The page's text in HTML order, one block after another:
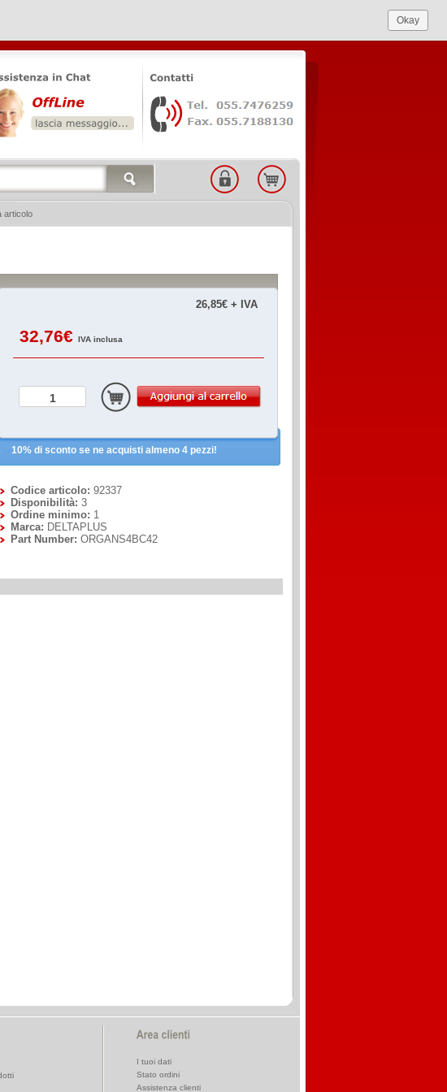
Okay
26,85€ + IVA
32,76€ IVA inclusa
10% di sconto se ne acquisti almeno 4 pezzi!
Codice articolo: 92337
Disponibilità: 3
Ordine minimo: 1
Marca: DELTAPLUS
Part Number: ORGANS4BC42
articolo
I tuoi dati
Stato ordini
Assistenza clienti